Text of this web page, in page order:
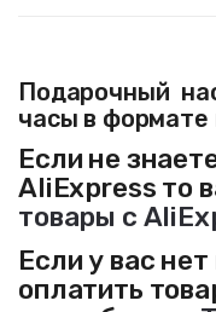
Подарочный
часы в формате
Если не
AliExpress то
товары с
Если у вас
оплатить